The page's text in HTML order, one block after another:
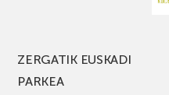
ZERGATIK EUSKADI
PARKEA